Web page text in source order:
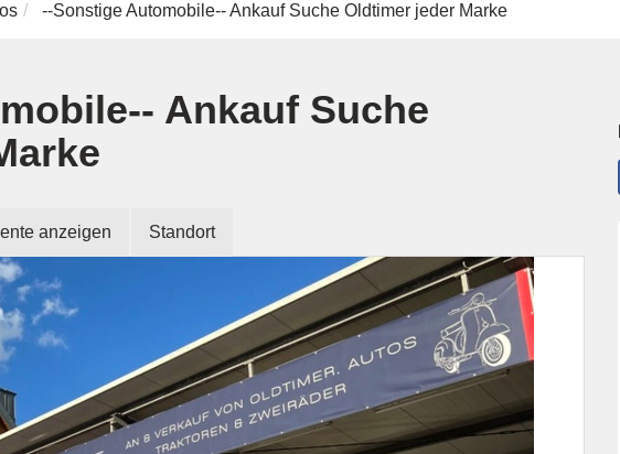
--Sonstige Automobile-- Ankauf Suche Oldtimer jeder Marke
Ankauf Suche
anzeigen Standort